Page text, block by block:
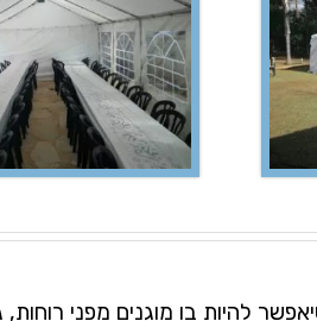
להיות בו מוגנים מפני